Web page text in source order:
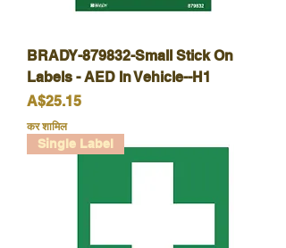
BRADY-879832-Small Stick On
Labels - AED In Vehicle--H1
मूल्य
A$25.15
कर शामिल
Single Label